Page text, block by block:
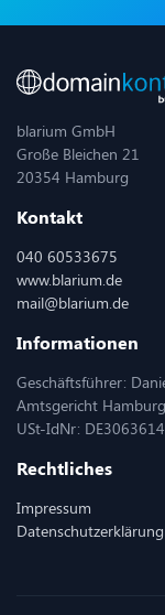
blarium GmbH
Große Bleichen 21
20354 Hamburg
Kontakt
040 60533675
www.blarium.de
mail@blarium.de
Informationen
Geschäftsführer:
Amtsgericht
USt-IdNr:
Rechtliches
Impressum
Datenschutzerklärung